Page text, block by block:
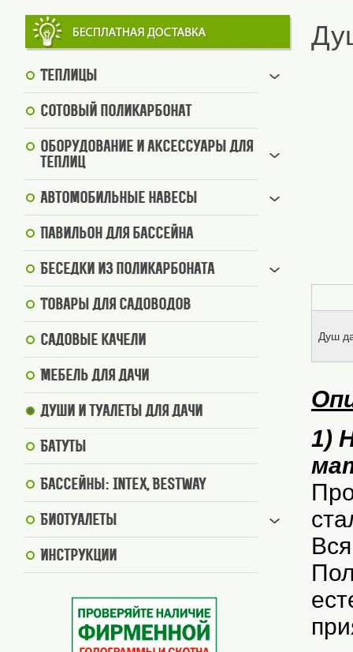
Теплицы
Сотовый поликарбонат
Оборудование и аксессуары для
теплиц
Автомобильные навесы
Павильон для бассейна
Беседки из поликарбоната
Товары для садоводов
Садовые качели
Мебель для дачи
Души и туалеты для дачи
Батуты
Бассейны: Intex, BestWay
Биотуалеты
Инструкции
Душ
1)